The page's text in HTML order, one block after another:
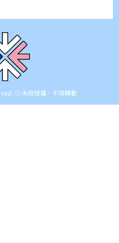
◎ 未經授權．不得轉載